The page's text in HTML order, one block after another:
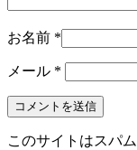
お名前 *
メール *
このサイトはスパ